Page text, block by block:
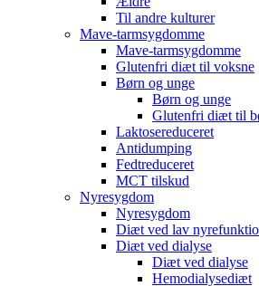
Til andre kulturer
Mave-tarmsygdomme
Mave-tarmsygdomme
Glutenfri diæt til voksne
Børn og unge
Børn og unge
Glutenfri diæt til
Laktosereduceret
Antidumping
Fedtreduceret
MCT tilskud
Nyresygdom
Nyresygdom
Diæt ved lav
Diæt ved dialyse
Diæt ved dialyse
Hemodialysediæt